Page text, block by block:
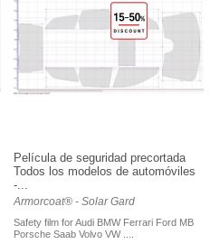
Película de seguridad precortada
Todos los modelos de automóviles
-...
Armorcoat® - Solar Gard
Safety film for Audi BMW Ferrari Ford MB
Porsche Saab Volvo VW ....